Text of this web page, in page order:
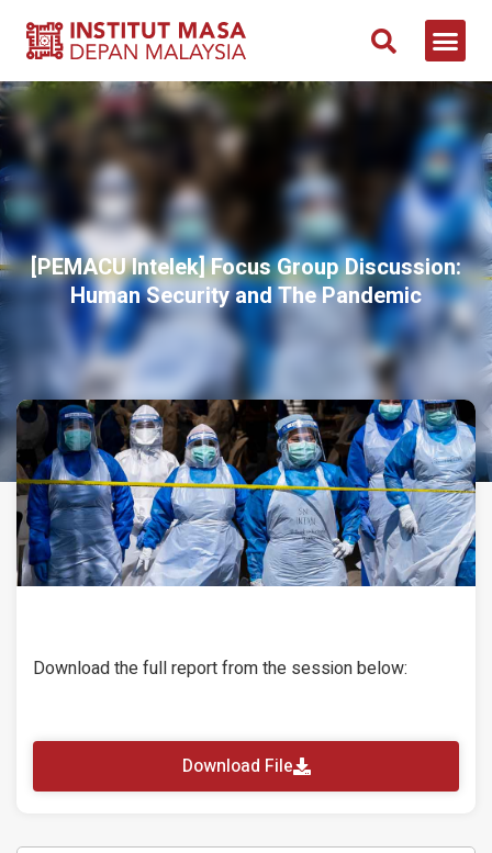
[PEMACU Intelek] Focus Group Discussion:
Human Security and The Pandemic
Download the full report from the session below:
Download File